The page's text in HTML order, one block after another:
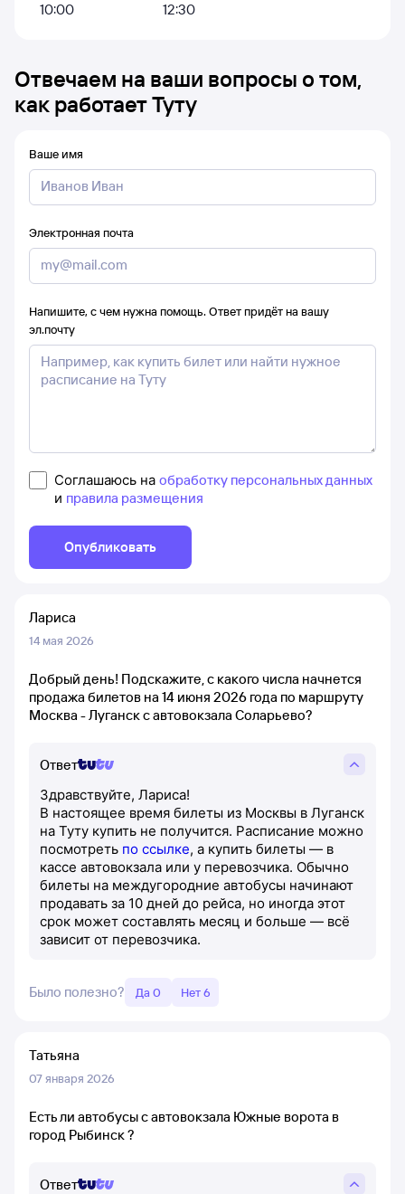
10:00 12:30
Отвечаем на ваши вопросы о том,
как работает Туту
Ваше имя
Электронная почта
Напишите, с чем нужна помощь. Ответ придёт на вашу
эл.почту
Соглашаюсь на обработку персональных данных
и правила размещения
Опубликовать
Лариса
14 мая 2026
Добрый день! Подскажите, с какого числа начнется
продажа билетов на 14 июня 2026 года по маршруту
Москва - Луганск с автовокзала Соларьево?
Ответ
Здравствуйте, Лариса!
В настоящее время билеты из Москвы в Луганск
на Туту купить не получится. Расписание можно
посмотреть по ссылке, а купить билеты — в
кассе автовокзала или у перевозчика. Обычно
билеты на междугородние автобусы начинают
продавать за 10 дней до рейса, но иногда этот
срок может составлять месяц и больше — всё
зависит от перевозчика.
Было полезно? Да 0 Нет 6
Татьяна
07 января 2026
Есть ли автобусы с автовокзала Южные ворота в
город Рыбинск ?
Ответ